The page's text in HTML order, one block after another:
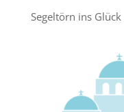
Segeltörn ins Glück